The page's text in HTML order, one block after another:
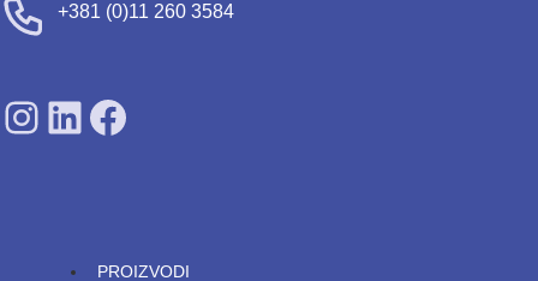
+381 (0)11 260 3584
SDPS on Instagram
SDPS on Lunkedin
SDPS on Facebook
PROIZVODI